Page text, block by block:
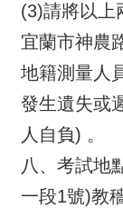
相
關
連
結
繪
信
(3)請將以上
宜蘭市神農
地籍測量人
發生遺失或
人自負) 。
八、考試地
一段1號)教